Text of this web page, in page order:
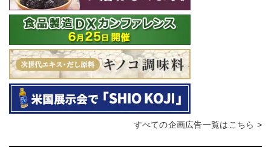
すべての企画広告一覧はこちら >